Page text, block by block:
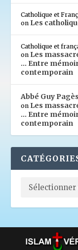
Catholique et
on Les
Catholique et
on Les
… Entre
contemporain
Abbé Guy Pagès
on Les
… Entre
contemporain